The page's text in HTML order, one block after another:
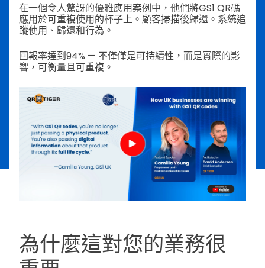
在一個令人驚訝的優雅應用案例中，他們將GS1 QR碼
應用於可重複使用的杯子上。顧客掃描後歸還。系統追
蹤使用、歸還和行為。
回報率達到94% — 不僅僅是可持續性，而是實際的影
響，可衡量且可重複。
為什麼這對您的業務很